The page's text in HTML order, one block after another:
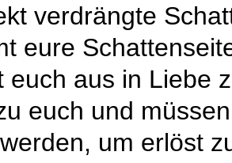
verdrängte
eure
euch aus in Liebe
euch und
um erlöst